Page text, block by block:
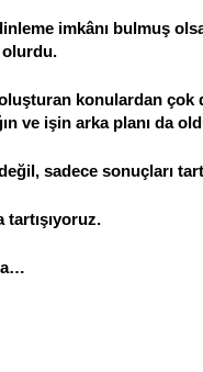
imkânı bulmuş
olurdu.
konulardan çok
ve işin arka planı da
sadece sonuçları